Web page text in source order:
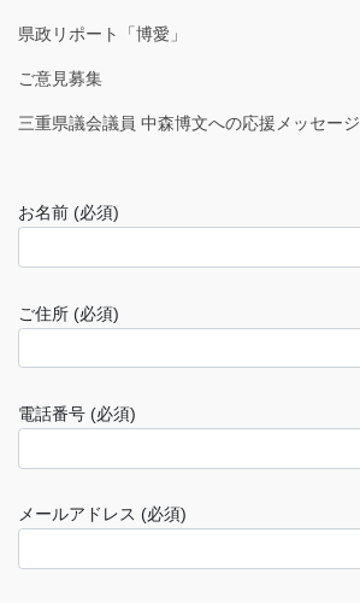
県政リポート「博愛」
ご意見募集
三重県議会議員 中森博文への応援メッセージ
お名前 (必須)
ご住所 (必須)
電話番号 (必須)
メールアドレス (必須)